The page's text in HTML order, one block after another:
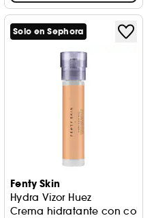
Solo en Sephora
Fenty Skin
Hydra Vizor Huez
Crema hidratante con color -